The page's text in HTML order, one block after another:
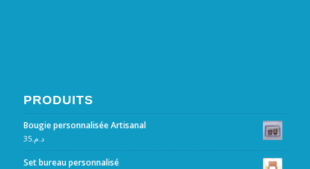
PRODUITS
Bougie personnalisée Artisanal
د.م.35
Set bureau personnalisé